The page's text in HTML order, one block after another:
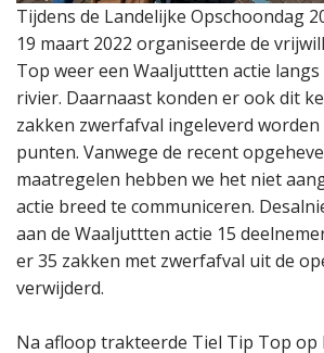
Tijdens de Landelijke Opschoondag
19 maart 2022 organiseerde de
Top weer een Waaljuttten actie langs
rivier. Daarnaast konden er ook dit
zakken zwerfafval ingeleverd worden
punten. Vanwege de recent
maatregelen hebben we het niet
actie breed te communiceren.
aan de Waaljuttten actie 15
er 35 zakken met zwerfafval uit de
verwijderd.
Na afloop trakteerde Tiel Tip Top op